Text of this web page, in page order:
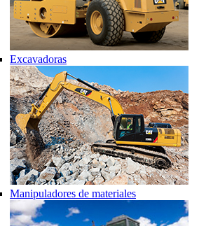
Excavadoras
Manipuladores de materiales